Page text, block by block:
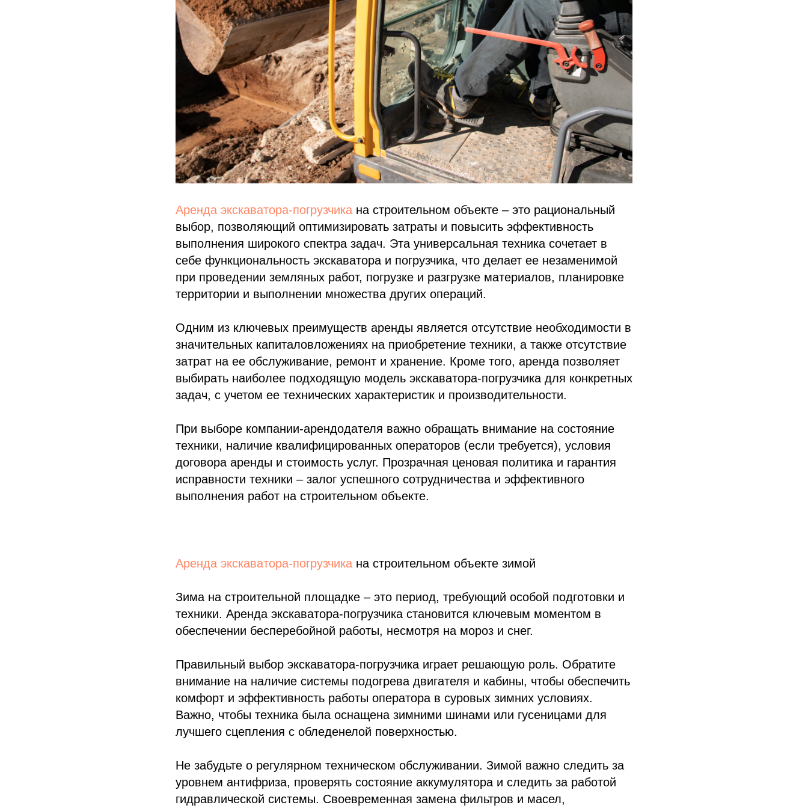
Аренда экскаватора-погрузчика на строительном объекте – это рациональный
выбор, позволяющий оптимизировать затраты и повысить эффективность
выполнения широкого спектра задач. Эта универсальная техника сочетает в
себе функциональность экскаватора и погрузчика, что делает ее незаменимой
при проведении земляных работ, погрузке и разгрузке материалов, планировке
территории и выполнении множества других операций.
Одним из ключевых преимуществ аренды является отсутствие необходимости в
значительных капиталовложениях на приобретение техники, а также отсутствие
затрат на ее обслуживание, ремонт и хранение. Кроме того, аренда позволяет
выбирать наиболее подходящую модель экскаватора-погрузчика для конкретных
задач, с учетом ее технических характеристик и производительности.
При выборе компании-арендодателя важно обращать внимание на состояние
техники, наличие квалифицированных операторов (если требуется), условия
договора аренды и стоимость услуг. Прозрачная ценовая политика и гарантия
исправности техники – залог успешного сотрудничества и эффективного
выполнения работ на строительном объекте.
Аренда экскаватора-погрузчика на строительном объекте зимой
Зима на строительной площадке – это период, требующий особой подготовки и
техники. Аренда экскаватора-погрузчика становится ключевым моментом в
обеспечении бесперебойной работы, несмотря на мороз и снег.
Правильный выбор экскаватора-погрузчика играет решающую роль. Обратите
внимание на наличие системы подогрева двигателя и кабины, чтобы обеспечить
комфорт и эффективность работы оператора в суровых зимних условиях.
Важно, чтобы техника была оснащена зимними шинами или гусеницами для
лучшего сцепления с обледенелой поверхностью.
Не забудьте о регулярном техническом обслуживании. Зимой важно следить за
уровнем антифриза, проверять состояние аккумулятора и следить за работой
гидравлической системы. Своевременная замена фильтров и масел,